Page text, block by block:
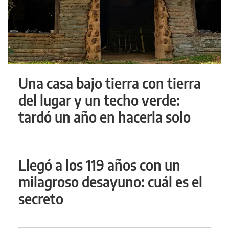
Una casa bajo tierra con tierra
del lugar y un techo verde:
tardó un año en hacerla solo
Llegó a los 119 años con un
milagroso desayuno: cuál es el
secreto